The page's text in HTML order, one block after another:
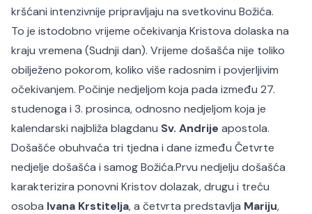
kršćani intenzivnije pripravljaju na svetkovinu Božića.
To je istodobno vrijeme očekivanja Kristova dolaska na
kraju vremena (Sudnji dan). Vrijeme došašća nije toliko
obilježeno pokorom, koliko više radosnim i povjerljivim
očekivanjem. Počinje nedjeljom koja pada između 27.
studenoga i 3. prosinca, odnosno nedjeljom koja je
kalendarski najbliža blagdanu Sv. Andrije apostola.
Došašće obuhvaća tri tjedna i dane između Četvrte
nedjelje došašća i samog Božića.Prvu nedjelju došašća
karakterizira ponovni Kristov dolazak, drugu i treću
osoba Ivana Krstitelja, a četvrta predstavlja Mariju,